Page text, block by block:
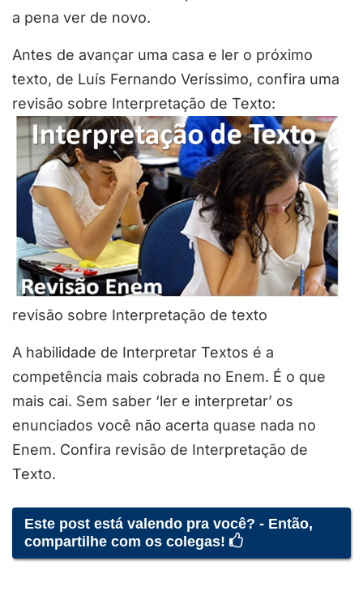
a pena ver de novo.
Antes de avançar uma casa e ler o próximo
texto, de Luís Fernando Veríssimo, confira uma
revisão sobre Interpretação de Texto:
revisão sobre Interpretação de texto
A habilidade de Interpretar Textos é a
competência mais cobrada no Enem. É o que
mais cai. Sem saber ‘ler e interpretar’ os
enunciados você não acerta quase nada no
Enem. Confira revisão de Interpretação de
Texto.
Este post está valendo pra você? - Então,
compartilhe com os colegas!